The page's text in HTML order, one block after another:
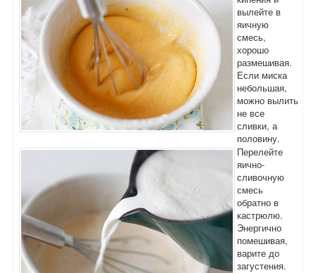
вылейте в
яичную
смесь,
хорошо
размешивая.
Если миска
небольшая,
можно вылить
не все
сливки, а
половину.
Перелейте
яично-
сливочную
смесь
обратно в
кастрюлю.
Энергично
помешивая,
варите до
загустения.